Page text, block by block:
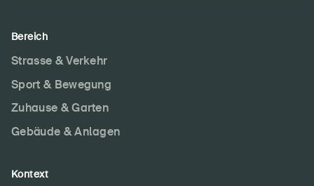
Bereich
Strasse & Verkehr
Sport & Bewegung
Zuhause & Garten
Gebäude & Anlagen
Kontext